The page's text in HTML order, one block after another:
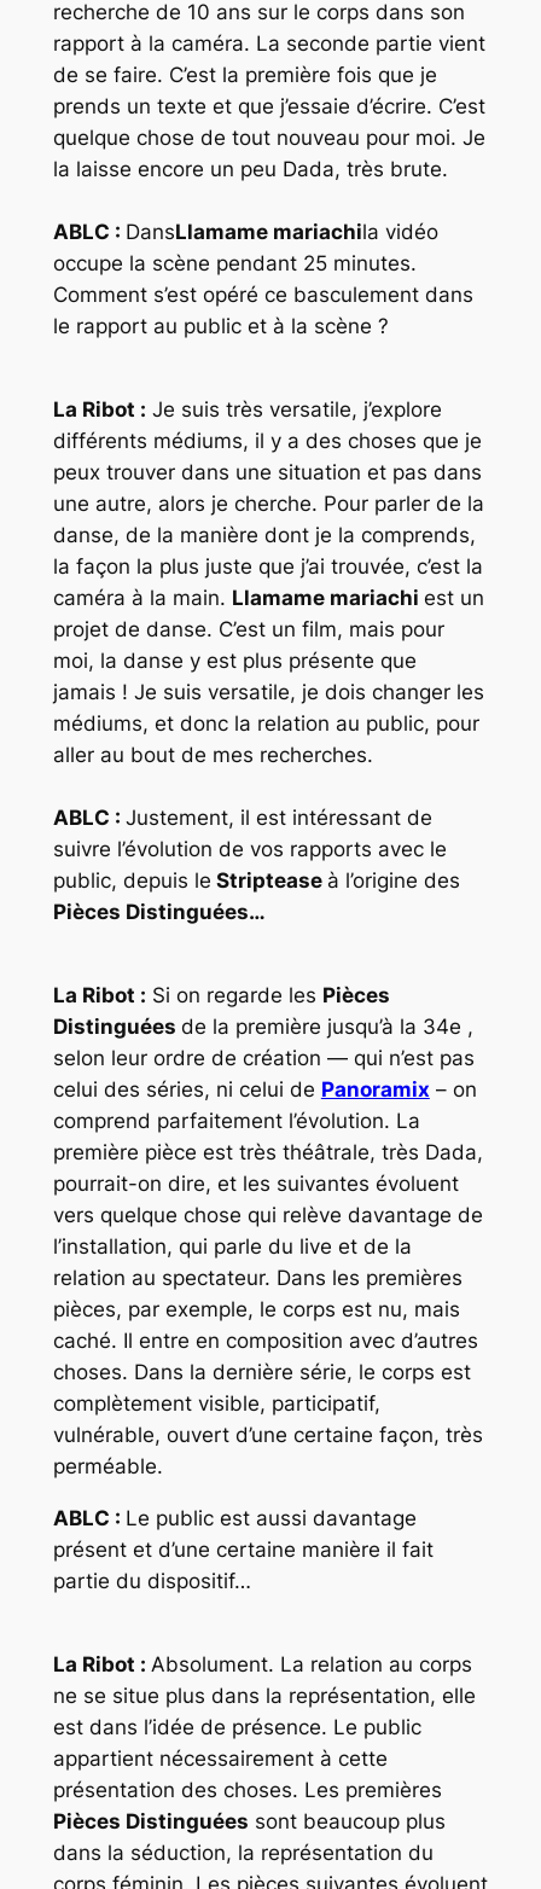
recherche de 10 ans sur le corps dans son
rapport à la caméra. La seconde partie vient
de se faire. C’est la première fois que je
prends un texte et que j’essaie d’écrire. C’est
quelque chose de tout nouveau pour moi. Je
la laisse encore un peu Dada, très brute.
ABLC : DansLlamame mariachila vidéo
occupe la scène pendant 25 minutes.
Comment s’est opéré ce basculement dans
le rapport au public et à la scène ?
La Ribot : Je suis très versatile, j’explore
différents médiums, il y a des choses que je
peux trouver dans une situation et pas dans
une autre, alors je cherche. Pour parler de la
danse, de la manière dont je la comprends,
la façon la plus juste que j’ai trouvée, c’est la
caméra à la main. Llamame mariachi est un
projet de danse. C’est un film, mais pour
moi, la danse y est plus présente que
jamais ! Je suis versatile, je dois changer les
médiums, et donc la relation au public, pour
aller au bout de mes recherches.
ABLC : Justement, il est intéressant de
suivre l’évolution de vos rapports avec le
public, depuis le Striptease à l’origine des
Pièces Distinguées…
La Ribot : Si on regarde les Pièces
Distinguées de la première jusqu’à la 34e ,
selon leur ordre de création — qui n’est pas
celui des séries, ni celui de Panoramix – on
comprend parfaitement l’évolution. La
première pièce est très théâtrale, très Dada,
pourrait-on dire, et les suivantes évoluent
vers quelque chose qui relève davantage de
l’installation, qui parle du live et de la
relation au spectateur. Dans les premières
pièces, par exemple, le corps est nu, mais
caché. Il entre en composition avec d’autres
choses. Dans la dernière série, le corps est
complètement visible, participatif,
vulnérable, ouvert d’une certaine façon, très
perméable.
ABLC : Le public est aussi davantage
présent et d’une certaine manière il fait
partie du dispositif…
La Ribot : Absolument. La relation au corps
ne se situe plus dans la représentation, elle
est dans l’idée de présence. Le public
appartient nécessairement à cette
présentation des choses. Les premières
Pièces Distinguées sont beaucoup plus
dans la séduction, la représentation du
corps féminin. Les pièces suivantes évoluent